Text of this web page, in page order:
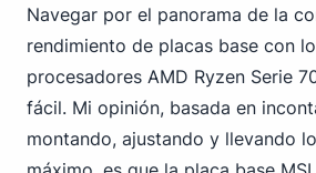
Navegar por el panorama de la
rendimiento de placas base con
procesadores AMD Ryzen Serie
fácil. Mi opinión, basada en
montando, ajustando y llevando